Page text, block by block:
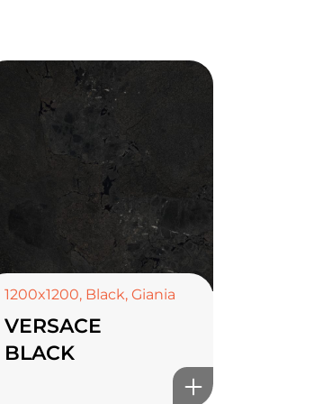
1200x1200, Black,Giania
VERSACE
BLACK